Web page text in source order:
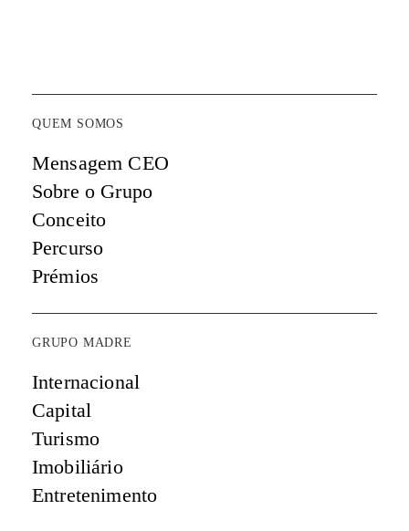
QUEM SOMOS
Mensagem CEO
Sobre o Grupo
Conceito
Percurso
Prémios
GRUPO MADRE
Internacional
Capital
Turismo
Imobiliário
Entretenimento